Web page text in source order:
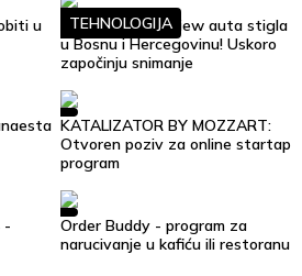
u
Google Street View auta stigla
u Bosnu i Hercegovinu! Uskoro
započinju snimanje
TEHNOLOGIJA
KATALIZATOR BY MOZZART:
Otvoren poziv za online startap
program
-
Order Buddy - program za
narucivanje u kafiću ili restoranu